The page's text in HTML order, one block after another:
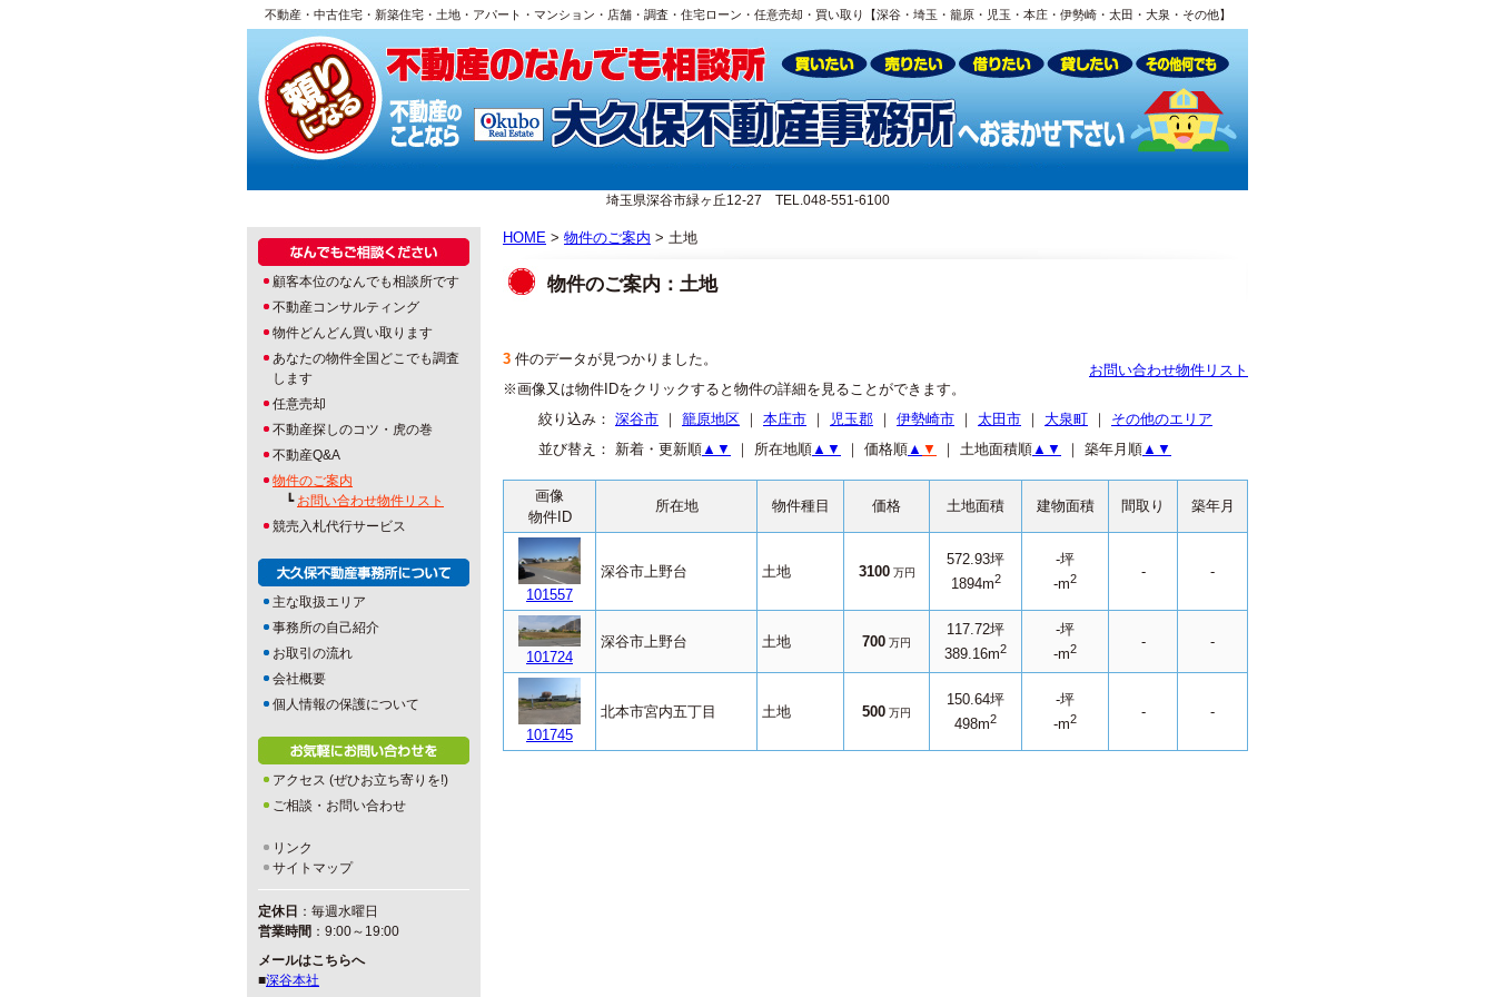
不動産・中古住宅・新築住宅・土地・アパート・マンション・店舗・調査・住宅ローン・任意売却・買い取り【深谷・埼玉・籠原・児玉・本庄・伊勢崎・太田・大泉・その他】
埼玉県深谷市緑ヶ丘12-27 TEL.048-551-6100
HOME > 物件のご案内 > 土地
物件のご案内：土地
3 件のデータが見つかりました。
※画像又は物件IDをクリックすると物件の詳細を見ることができます。
お問い合わせ物件リスト
絞り込み： 深谷市 ｜ 籠原地区 ｜ 本庄市 ｜ 児玉郡 ｜ 伊勢崎市 ｜ 太田市 ｜ 大泉町 ｜ その他のエリア
並び替え： 新着・更新順▲ ▼ ｜ 所在地順▲ ▼ ｜ 価格順▲ ▼ ｜ 土地面積順▲ ▼ ｜ 築年月順▲ ▼
画像
物件ID
所在地 物件種目 価格 土地面積 建物面積 間取り 築年月
101557
深谷市上野台 土地 3100万円
572.93坪
1894m2
-坪
-m2 - -
101724
深谷市上野台 土地 700 万円
117.72坪
389.16m2
-坪
-m2 - -
101745
北本市宮内五丁目 土地 500 万円
150.64坪
498m2
-坪
-m2 - -
顧客本位のなんでも相談所です
不動産コンサルティング
物件どんどん買い取ります
あなたの物件全国どこでも調査
します
任意売却
不動産探しのコツ・虎の巻
不動産Q&A
物件のご案内
┗ お問い合わせ物件リスト
競売入札代行サービス
主な取扱エリア
事務所の自己紹介
お取引の流れ
会社概要
個人情報の保護について
アクセス (ぜひお立ち寄りを!)
ご相談・お問い合わせ
リンク
サイトマップ
定休日 ：毎週水曜日
営業時間 ：9:00～19:00
メールはこちらへ
■深谷本社